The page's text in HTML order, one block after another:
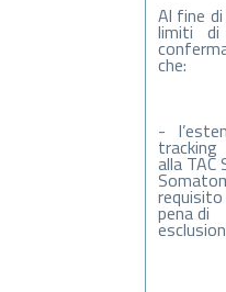
Al fine
limiti di
che:
-
alla TAC
pena di